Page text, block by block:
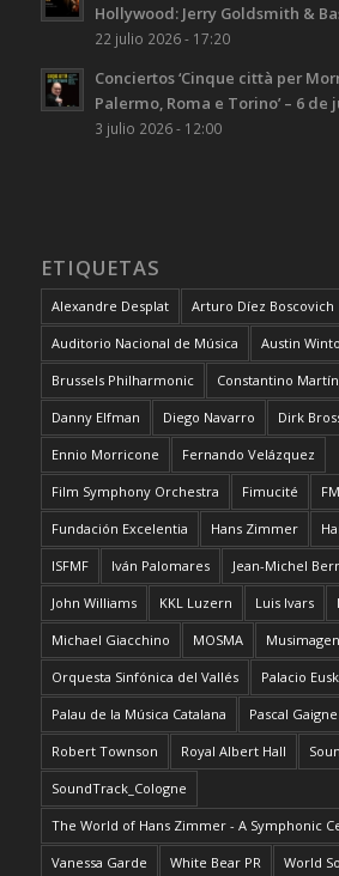
Hollywood: Jerry Goldsmith &
22 julio 2026 - 17:20
Conciertos ‘Cinque città per
Palermo, Roma e Torino’ – 6 de
3 julio 2026 - 12:00
ETIQUETAS
Alexandre Desplat Arturo Díez Boscovich
Auditorio Nacional de Música Austin
Brussels Philharmonic Constantino
Danny Elfman Diego Navarro Dirk
Ennio Morricone Fernando Velázquez
Film Symphony Orchestra Fimucité
Fundación Excelentia Hans Zimmer
ISFMF Iván Palomares Jean-Michel
John Williams KKL Luzern Luis Ivars
Michael Giacchino MOSMA Musimagen
Orquesta Sinfónica del Vallés Palacio
Palau de la Música Catalana Pascal Gaigne
Robert Townson Royal Albert Hall
SoundTrack_Cologne
The World of Hans Zimmer - A Symphonic
Vanessa Garde White Bear PR World